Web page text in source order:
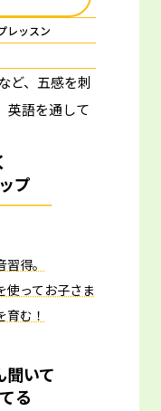
レッスン
ど、五感を刺
英語を通して
プ
得。
使ってお子さま
む！
聞いて
る